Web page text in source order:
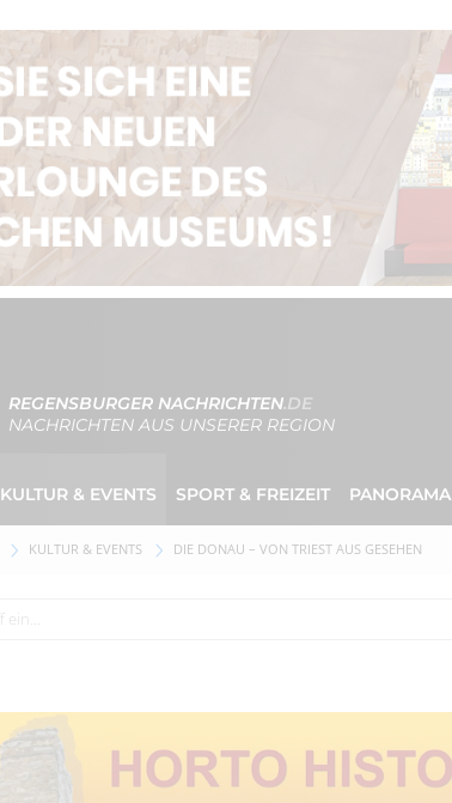
REGENSBURGER NACHRICHTEN.DE
NACHRICHTEN AUS UNSERER REGION
KULTUR & EVENTS SPORT & FREIZEIT PANORAMA
KULTUR & EVENTS DIE DONAU – VON TRIEST AUS GESEHEN